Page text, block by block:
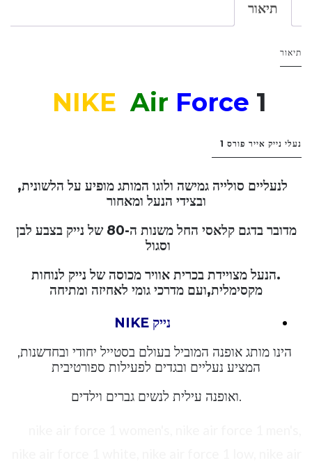
תיאור
תיאור
NIKE Air Force 1
נעלי נייק אייר פורס 1
לנעליים סולייה גמישה ולוגו המותג מופיע על הלשונית,
ובצידי הנעל ומאחור
מדובר בדגם קלאסי החל משנות ה-80 של נייק בצבע לבן
וסגול
.הנעל מצויידת בכרית אוויר מכוסה של נייק לנוחות
מקסימלית,ועם מדרכי גומי לאחיזה ומתיחה
נייק NIKE
הינו מותג אופנה המוביל בעולם בסטייל יחודי ובחדשנות,
המציע נעליים ובגדים לפעילות ספורטיבית
.ואופנה עילית לנשים גברים וילדים